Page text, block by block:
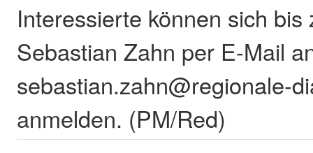
Interessierte können sich
Sebastian Zahn per E-Mail
sebastian.zahn@regionale-
anmelden. (PM/Red)